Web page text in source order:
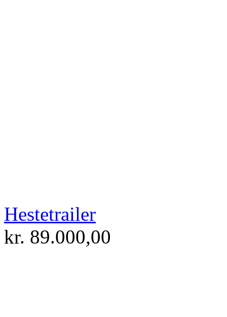
Hestetrailer
kr. 89.000,00